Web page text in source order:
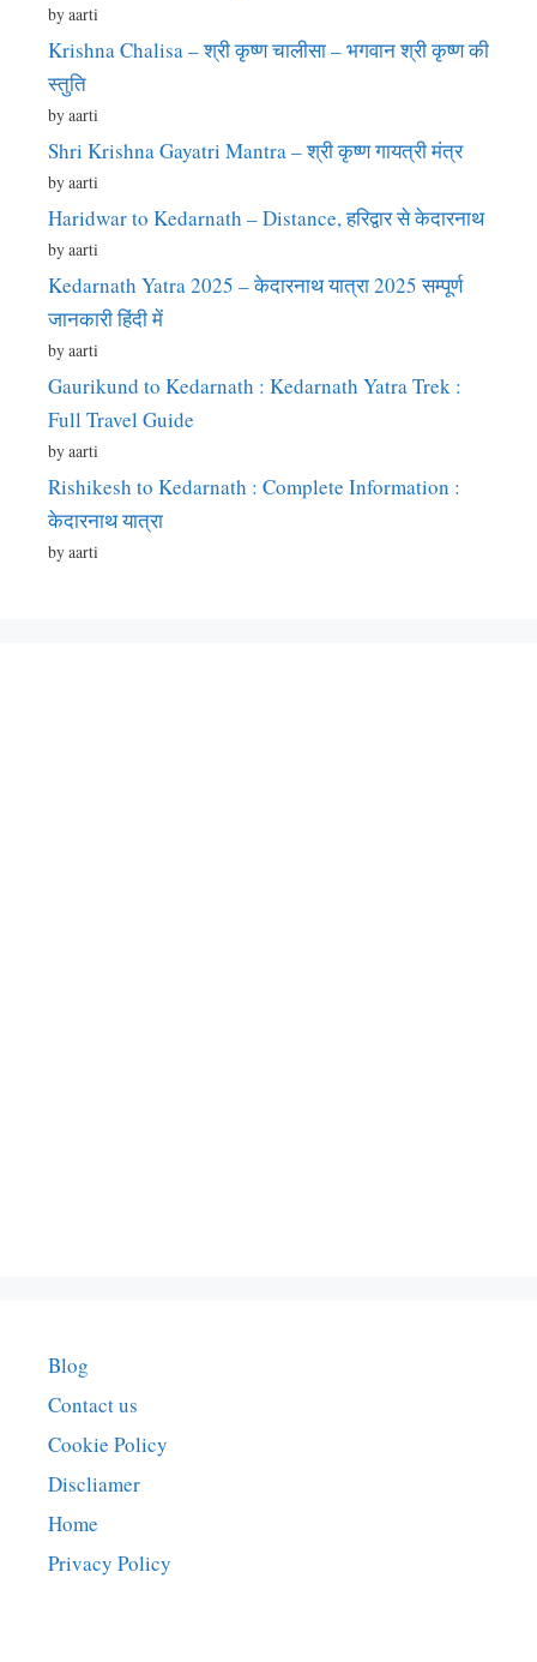
by aarti
Krishna Chalisa – श्री कृष्ण चालीसा – भगवान श्री कृष्ण की
स्तुति
by aarti
Shri Krishna Gayatri Mantra – श्री कृष्ण गायत्री मंत्र
by aarti
Haridwar to Kedarnath – Distance, हरिद्वार से केदारनाथ
by aarti
Kedarnath Yatra 2025 – केदारनाथ यात्रा 2025 सम्पूर्ण
जानकारी हिंदी में
by aarti
Gaurikund to Kedarnath : Kedarnath Yatra Trek :
Full Travel Guide
by aarti
Rishikesh to Kedarnath : Complete Information :
केदारनाथ यात्रा
by aarti
Blog
Contact us
Cookie Policy
Discliamer
Home
Privacy Policy